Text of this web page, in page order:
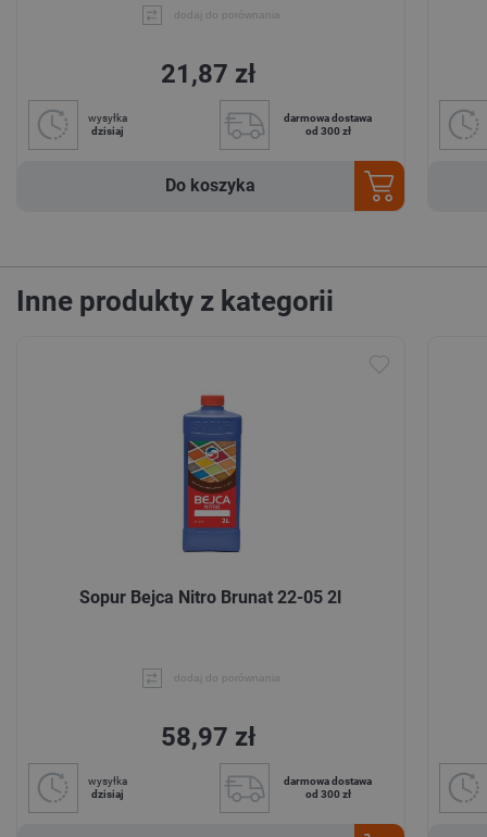
dodaj do porównania
21,87 zł
wysyłka
dzisiaj
darmowa dostawa
od 300 zł
Do koszyka
Inne produkty z kategorii
Sopur Bejca Nitro Brunat 22-05 2l
dodaj do porównania
58,97 zł
wysyłka
dzisiaj
darmowa dostawa
od 300 zł